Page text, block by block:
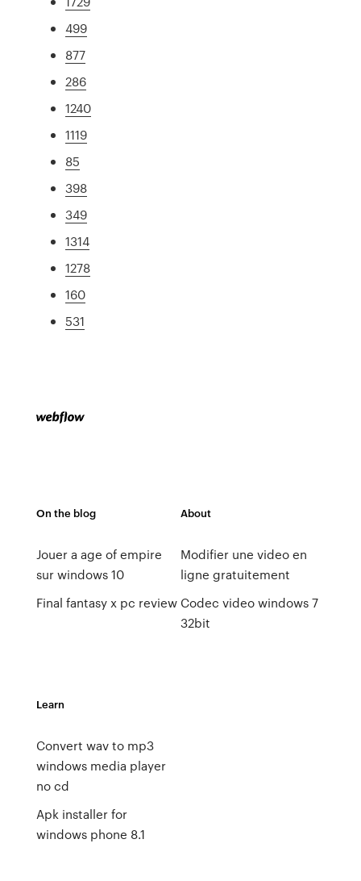
499
877
286
1240
1119
85
398
349
1314
1278
160
531
On the blog
Jouer a age of empire
sur windows 10
Final fantasy x pc review
About
Modifier une video en
ligne gratuitement
Codec video windows 7
32bit
Learn
Convert wav to mp3
windows media player
no cd
Apk installer for
windows phone 8.1